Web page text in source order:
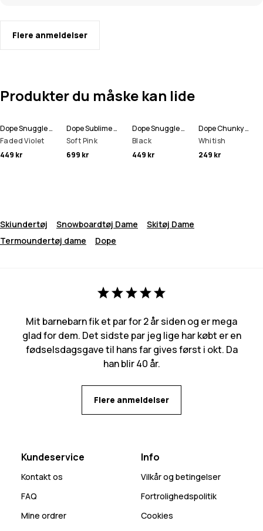
Flere anmeldelser
Produkter du måske kan lide
Dope Snuggle W Baselayer top Dame
Faded Violet
449 kr
Dope Sublime W Fleece-hoodie Dame
Soft Pink
699 kr
Dope Snuggle W Baselayer top Dame
Black
449 kr
Dope Chunky Hue
Whitish
249 kr
Skiundertøj Snowboardtøj Dame
Skitøj Dame
Termoundertøj dame
Dope
Mit barnebarn fik et par for 2 år siden og er mega
glad for dem. Det sidste par jeg lige har købt er en
fødselsdagsgave til hans far gives først i okt. Da
han blir 40 år.
Flere anmeldelser
Kundeservice
Kontakt os
FAQ
Mine ordrer
Info
Vilkår og betingelser
Fortrolighedspolitik
Cookies